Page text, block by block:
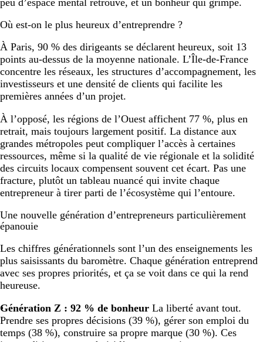
peu d’espace mental retrouvé, et un bonheur qui grimpe.
Où est-on le plus heureux d’entreprendre ?
À Paris, 90 % des dirigeants se déclarent heureux, soit 13
points au-dessus de la moyenne nationale. L’Île-de-France
concentre les réseaux, les structures d’accompagnement, les
investisseurs et une densité de clients qui facilite les
premières années d’un projet.
À l’opposé, les régions de l’Ouest affichent 77 %, plus en
retrait, mais toujours largement positif. La distance aux
grandes métropoles peut compliquer l’accès à certaines
ressources, même si la qualité de vie régionale et la solidité
des circuits locaux compensent souvent cet écart. Pas une
fracture, plutôt un tableau nuancé qui invite chaque
entrepreneur à tirer parti de l’écosystème qui l’entoure.
Une nouvelle génération d’entrepreneurs particulièrement
épanouie
Les chiffres générationnels sont l’un des enseignements les
plus saisissants du baromètre. Chaque génération entreprend
avec ses propres priorités, et ça se voit dans ce qui la rend
heureuse.
Génération Z : 92 % de bonheur La liberté avant tout.
Prendre ses propres décisions (39 %), gérer son emploi du
temps (38 %), construire sa propre marque (30 %). Ces